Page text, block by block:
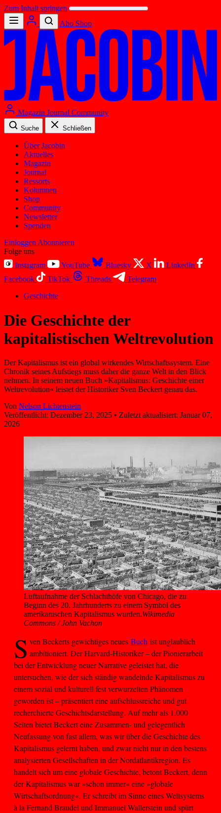
Zum Inhalt springen
Abo Shop
Magazin Journal Community
Suche Schließen
Über Jacobin
Aktuelles
Magazin
Journal
Ressorts
Kolumnen
Shop
Community
Newsletter
Spenden
Einloggen Abonnieren
Folge uns
Instagram
YouTube Bluesky X
LinkedIn
Facebook
TikTok Threads
Telegram
Geschichte
Die Geschichte der
kapitalistischen Weltrevolution
Der Kapitalismus ist ein global wirkendes Wirtschaftssystem. Eine
Chronik seines Aufstiegs muss daher die ganze Welt in den Blick
nehmen. In seinem neuen Buch »Kapitalismus: Geschichte einer
Weltrevolution« leistet der Historiker Sven Beckert genau das.
Von Nelson Lichtenstein
Veröffentlicht: Dezember 23, 2025 • Zuletzt aktualisiert: Januar 07,
2026
Luftaufnahme der Schlachthöfe von Chicago, die zu
Beginn des 20. Jahrhunderts zu einem Symbol des
amerikanischen Kapitalismus wurden.Wikimedia
Commons / John Vachon
S ven Beckerts gewichtiges neues Buch ist unglaublich
ambitioniert. Der Harvard-Historiker – der Pionierarbeit
bei der Entwicklung neuer Narrative geleistet hat, die
untersuchen, wie der sich ständig wandelnde Kapitalismus zu
einem sozial und kulturell fest verwurzelten Phänomen
geworden ist – präsentiert eine aufschlussreiche und gut
recherchierte Geschichtsdarstellung. Auf mehr als 1.000
Seiten bietet Beckert eine Zusammen- und gelegentlich
Neufassung von fast allem, was wir über die Geschichte des
Kapitalismus gelernt haben, und zwar nicht nur in den bestens
analysierten Gesellschaften in der Nordatlantikregion. Es
handelt sich um eine globale Geschichte, betont Beckert, denn
der Kapitalismus war »schon immer« eine »globale
Wirtschaftsordnung«. Er schreibt im Sinne eines Weltsystems
à la Fernand Braudel und Immanuel Wallerstein und spürt